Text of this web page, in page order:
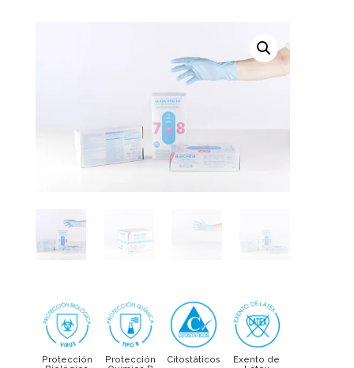
Protección
Protección
Citostáticos
Exento de